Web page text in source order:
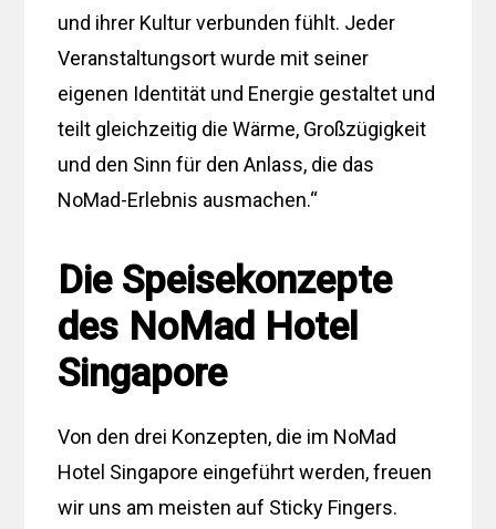
und ihrer Kultur verbunden fühlt. Jeder
Veranstaltungsort wurde mit seiner
eigenen Identität und Energie gestaltet und
teilt gleichzeitig die Wärme, Großzügigkeit
und den Sinn für den Anlass, die das
NoMad-Erlebnis ausmachen.“
Die Speisekonzepte
des NoMad Hotel
Singapore
Von den drei Konzepten, die im NoMad
Hotel Singapore eingeführt werden, freuen
wir uns am meisten auf Sticky Fingers.